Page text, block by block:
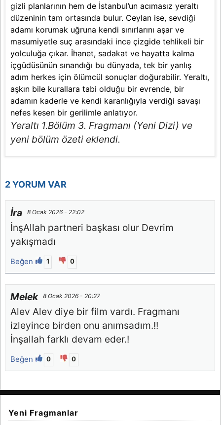
gizli planlarının hem de İstanbul’un acımasız yeraltı
düzeninin tam ortasında bulur. Ceylan ise, sevdiği
adamı korumak uğruna kendi sınırlarını aşar ve
masumiyetle suç arasındaki ince çizgide tehlikeli bir
yolculuğa çıkar. İhanet, sadakat ve hayatta kalma
içgüdüsünün sınandığı bu dünyada, tek bir yanlış
adım herkes için ölümcül sonuçlar doğurabilir. Yeraltı,
aşkın bile kurallara tabi olduğu bir evrende, bir
adamın kaderle ve kendi karanlığıyla verdiği savaşı
nefes kesen bir gerilimle anlatıyor.
Yeraltı 1.Bölüm 3. Fragmanı (Yeni Dizi) ve
yeni bölüm özeti eklendi.
2 YORUM VAR
İra 8 Ocak 2026 - 22:02
İnşAllah partneri başkası olur Devrim
yakışmadı
Beğen 1 0
Melek 8 Ocak 2026 - 20:27
Alev Alev diye bir film vardı. Fragmanı
izleyince birden onu anımsadım.!!
İnşallah farklı devam eder.!
Beğen 0 0
Yeni Fragmanlar